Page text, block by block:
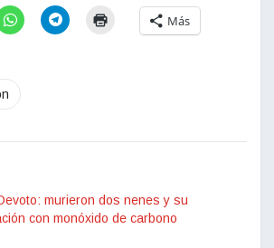
Más
murieron dos nenes y su
con monóxido de carbono